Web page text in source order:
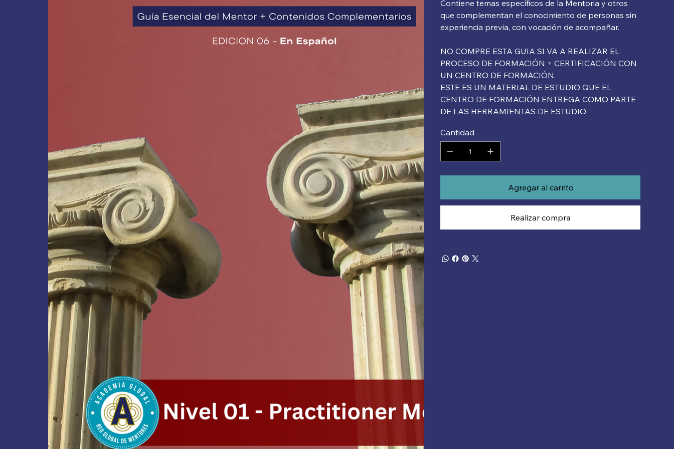
Contiene temas específicos de la Mentoria y otros
que complementan el conocimiento de personas sin
experiencia previa, con vocación de acompañar.
NO COMPRE ESTA GUIA SI VA A REALIZAR EL
PROCESO DE FORMACIÓN + CERTIFICACIÓN CON
UN CENTRO DE FORMACIÓN.
ESTE ES UN MATERIAL DE ESTUDIO QUE EL
CENTRO DE FORMACIÓN ENTREGA COMO PARTE
DE LAS HERRAMIENTAS DE ESTUDIO.
Cantidad
Agregar al carrito
Realizar compra